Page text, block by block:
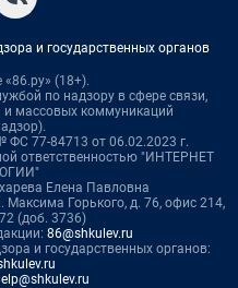
и государственных органов
«86.ру» (18+).
по надзору в сфере связи,
массовых коммуникаций
77-84713 от 06.02.2023 г.
ответственностью "ИНТЕРНЕТ
Елена Павловна
Максима Горького, д. 76, офис 214,
(доб. 3736)
86@shkulev.ru
и государственных органов: